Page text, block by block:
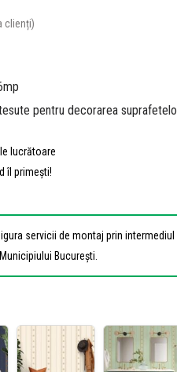
clienți)
pentru decorarea
lucrătoare
îl primești!
servicii de montaj prin
București.